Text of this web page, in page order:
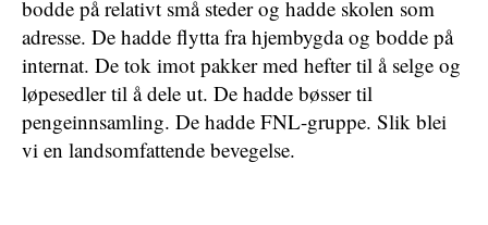
bodde på relativt små steder og hadde skolen som
adresse. De hadde flytta fra hjembygda og bodde på
internat. De tok imot pakker med hefter til å selge og
løpesedler til å dele ut. De hadde bøsser til
pengeinnsamling. De hadde FNL-gruppe. Slik blei
vi en landsomfattende bevegelse.